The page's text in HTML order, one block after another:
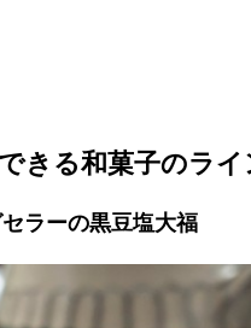
きる和菓子のラ
ラーの黒豆塩大福